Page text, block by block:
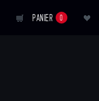
PANIER 0